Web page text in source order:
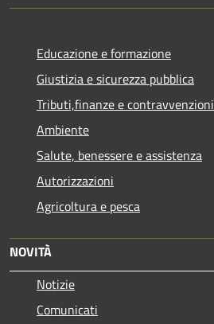
Educazione e formazione
Giustizia e sicurezza pubblica
Tributi,finanze e contravvenzioni
Ambiente
Salute, benessere e assistenza
Autorizzazioni
Agricoltura e pesca
NOVITÀ
Notizie
Comunicati